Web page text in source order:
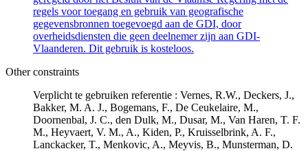
regels voor toegang en gebruik van geografische
gegevensbronnen toegevoegd aan de GDI, door
overheidsdiensten die geen deelnemer zijn aan GDI-
Vlaanderen. Dit gebruik is kosteloos.
Other constraints
Verplicht te gebruiken referentie : Vernes, R.W., Deckers, J.,
Bakker, M. A. J., Bogemans, F., De Ceukelaire, M.,
Doornenbal, J. C., den Dulk, M., Dusar, M., Van Haren, T. F.
M., Heyvaert, V. M., A., Kiden, P., Kruisselbrink, A. F.,
Lanckacker, T., Menkovic, A., Meyvis, B., Munsterman, D.